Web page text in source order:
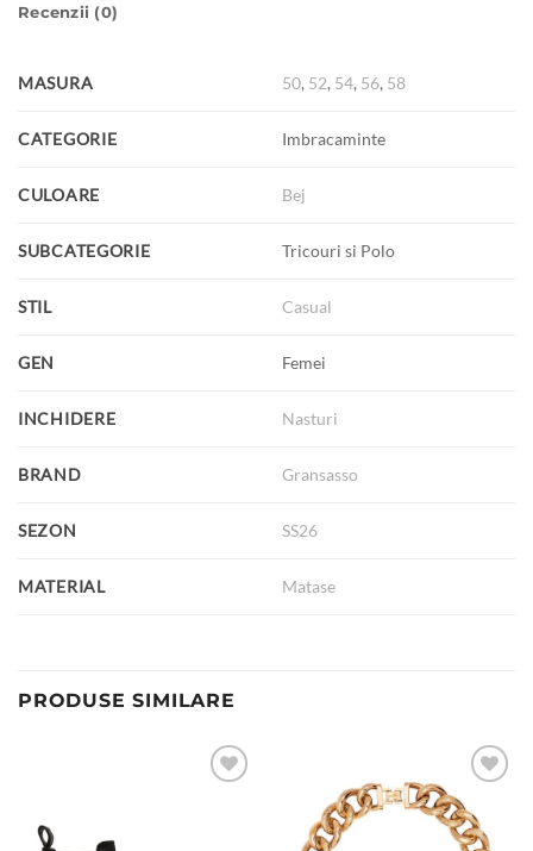
Recenzii (0)
MASURA 50, 52, 54, 56, 58
CATEGORIE Imbracaminte
CULOARE Bej
SUBCATEGORIE Tricouri si Polo
STIL Casual
GEN Femei
INCHIDERE Nasturi
BRAND Gransasso
SEZON SS26
MATERIAL Matase
PRODUSE SIMILARE